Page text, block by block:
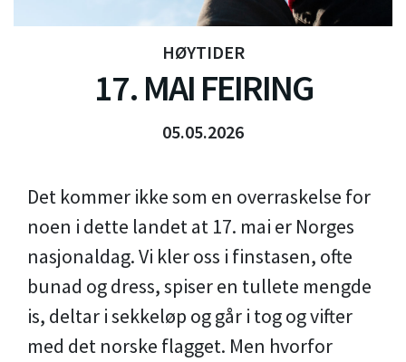
HØYTIDER
17. MAI FEIRING
05.05.2026
Det kommer ikke som en overraskelse for
noen i dette landet at 17. mai er Norges
nasjonaldag. Vi kler oss i finstasen, ofte
bunad og dress, spiser en tullete mengde
is, deltar i sekkeløp og går i tog og vifter
med det norske flagget. Men hvorfor